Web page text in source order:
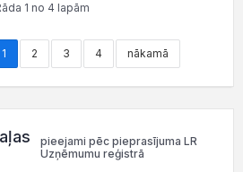
1 no 4 lapām
1 2 3 4 nākamā
pieejami pēc pieprasījuma LR
Uzņēmumu reģistrā